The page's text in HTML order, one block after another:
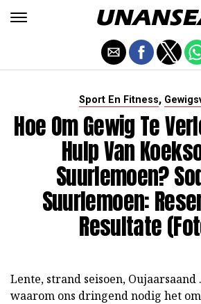
Sport En Fitness,
Hoe Om Gewig Te
Hulp Van
Suurlemoen?
Suurlemoen:
Resultate
Lente, strand seisoen, Oujaarsaand
waarom ons dringend nodig het